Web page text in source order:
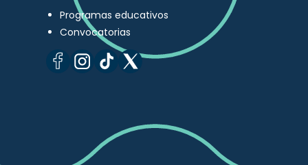
Programas educativos
Convocatorias